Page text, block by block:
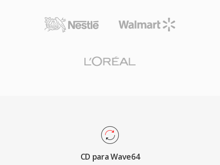
expectativas de qualidade básica para música
digital é permanece como referência contra a
caracteres. Essa mudança estrutural permite
qualquer restrição prática de armazenamento.
concertos ao vivo é aquisicao de dados
científicos. O Sound Forge, o Audacity é outras
estações de trabalho de áudio digital
CD para Wave64